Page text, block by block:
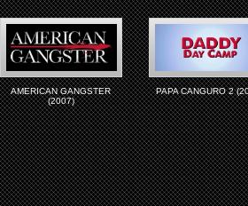
AMERICAN GANGSTER
(2007)
PAPA CANGURO 2